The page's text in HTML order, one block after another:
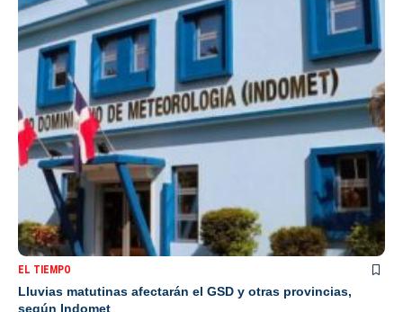
EL TIEMPO
Lluvias matutinas afectarán el GSD y otras provincias,
según Indomet